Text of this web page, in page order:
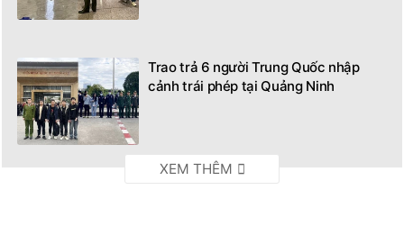
Trao trả 6 người Trung Quốc nhập
cảnh trái phép tại Quảng Ninh